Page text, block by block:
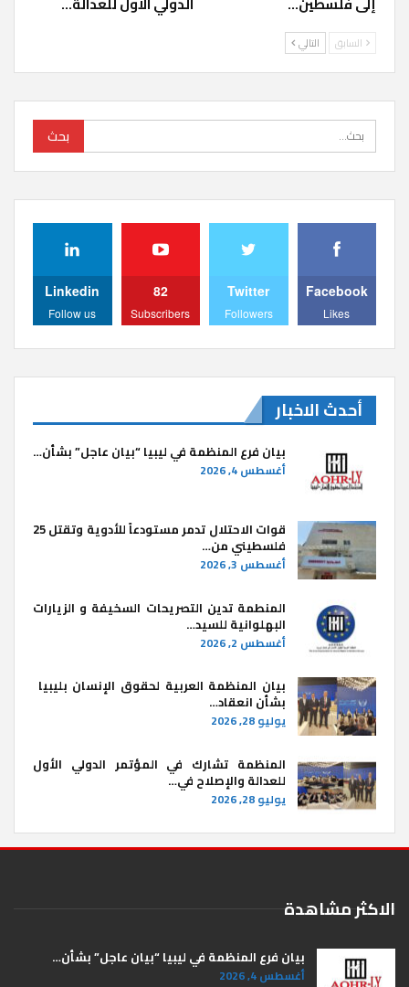
السابق التالي
Facebook
Likes
Twitter
Followers
82
Subscribers
Linkedin
Follow us
أحدث الاخبار
بيان فرع المنظمة في ليبيا “بيان عاجل” بشأن…
أغسطس 4, 2026
قوات الاحتلال تدمر مستودعاً للأدوية وتقتل 25
فلسطيني من…
أغسطس 3, 2026
المنطمة تدين التصريحات السخيفة و الزيارات
البهلوانية للسيد…
أغسطس 2, 2026
بيان المنظمة العربية لحقوق الإنسان بليبيا ​
بشأن انعقاد…
يوليو 28, 2026
المنظمة تشارك في المؤتمر الدولي الأول
للعدالة والإصلاح في…
يوليو 28, 2026
الاكثر مشاهدة
بيان فرع المنظمة في ليبيا “بيان عاجل” بشأن…
أغسطس 4, 2026